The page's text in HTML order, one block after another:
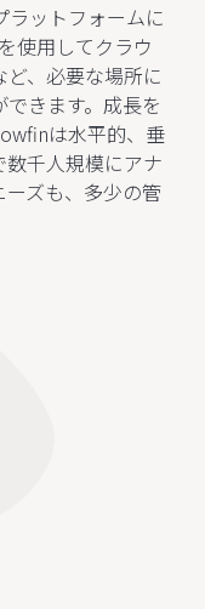
ットフォームに
使用してクラウ
、必要な場所に
きます。成長を
は水平的、垂
千人規模にアナ
ーズも、多少の管